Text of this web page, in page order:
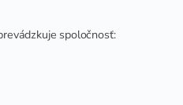
spoločnosť: